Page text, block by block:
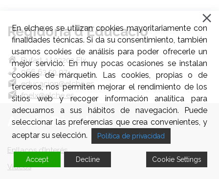
Regidoria d'Educació
Bufart, 1 | 03203 Elx
966 63 50 97
educacion@elche.es
fpelx@elche.es
Accés Ràpid
Enllaços d’Interés
Videos
En elche.es se utilizan cookies mayoritariamente con
finalidades técnicas. Si da su consentimiento, también
usamos cookies de análisis para poder ofrecerle un
mejor servicio. En muy pocas ocasiones se instalan
cookies de márquetin. Las cookies, propias o de
terceros, nos permiten mejorar el rendimiento de los
sitios web y recoger información analítica para
adecuarnos a sus hábitos de navegación. Puede
seleccionar las preferencias que crea convenientes, y
aceptar su selección.
Politica de privacidad
Accept Decline Cookie Settings